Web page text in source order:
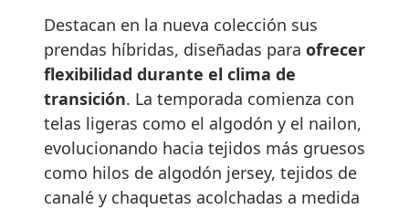
Destacan en la nueva colección sus
prendas híbridas, diseñadas para ofrecer
flexibilidad durante el clima de
transición. La temporada comienza con
telas ligeras como el algodón y el nailon,
evolucionando hacia tejidos más gruesos
como hilos de algodón jersey, tejidos de
canalé y chaquetas acolchadas a medida